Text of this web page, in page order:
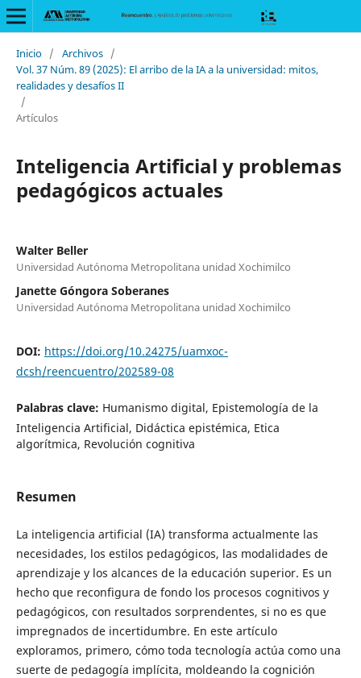
Inicio / Archivos /
Vol. 37 Núm. 89 (2025): El arribo de la IA a la universidad: mitos,
realidades y desafíos II
/
Artículos
Inteligencia Artificial y problemas
pedagógicos actuales
Walter Beller
Universidad Autónoma Metropolitana unidad Xochimilco
Janette Góngora Soberanes
Universidad Autónoma Metropolitana unidad Xochimilco
DOI: https://doi.org/10.24275/uamxoc-
dcsh/reencuentro/202589-08
Palabras clave: Humanismo digital, Epistemología de la
Inteligencia Artificial, Didáctica epistémica, Etica
algorítmica, Revolución cognitiva
Resumen
La inteligencia artificial (IA) transforma actualmente las
necesidades, los estilos pedagógicos, las modalidades de
aprendizaje y los alcances de la educación superior. Es un
hecho que reconfigura de fondo los procesos cognitivos y
pedagógicos, con resultados sorprendentes, si no es que
impregnados de incertidumbre. En este artículo
exploramos, primero, cómo toda tecnología actúa como una
suerte de pedagogía implícita, moldeando la cognición